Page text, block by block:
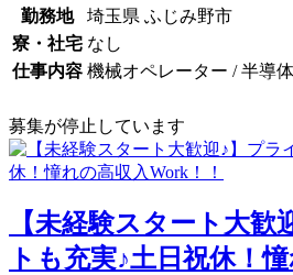
勤務地
埼玉県 ふじみ野市
寮・社宅 なし
仕事内容 機械オペレーター / 半導
募集が停止しています
【未経験スタート大歓
トも充実♪土日祝休！